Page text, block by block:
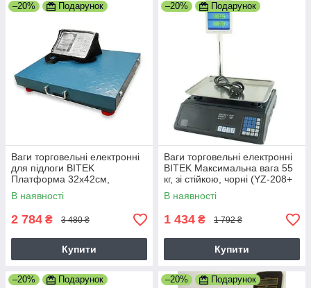
–20% Подарунок
Ваги торговельні електронні
для підлоги BITEK
Платформа 32х42см,
максимальна вага 200 кг, сині
(TCS-R2-200 7499)
В наявності
2 784 ₴ 3 480 ₴
Купити
–20% Подарунок
Ваги торговельні електронні
BITEK Максимальна вага 55
кг, зі стійкою, чорні (YZ-208+
9419)
В наявності
1 434 ₴ 1 792 ₴
Купити
–20% Подарунок –20% Подарунок